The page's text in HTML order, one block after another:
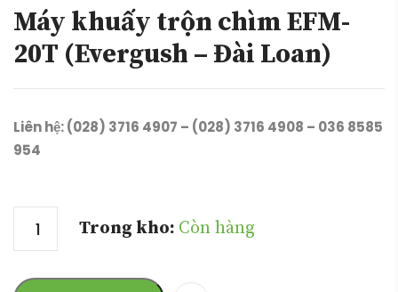
Máy khuấy trộn chìm EFM-
20T (Evergush – Đài Loan)
Liên hệ: (028) 3716 4907 – (028) 3716 4908 – 036 8585
954
Trong kho: Còn hàng